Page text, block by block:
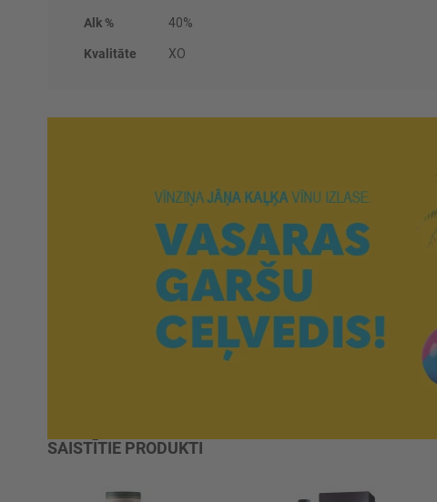
Alk % 40%
Kvalitāte XO
SAISTĪTIE PRODUKTI